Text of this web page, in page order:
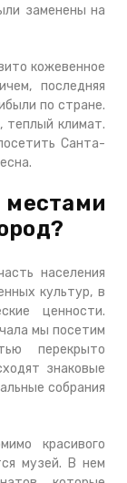
заменены на
кожевенное
последняя
по стране.
теплый климат.
Санта-
населения
культур, в
ценности.
мы посетим
перекрыто
знаковые
собрания
красивого
музей. В нем